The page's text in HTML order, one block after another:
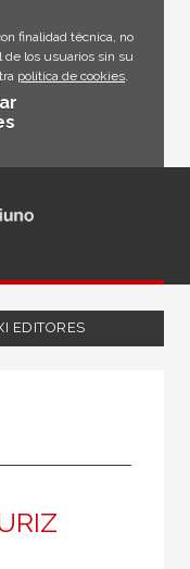
finalidad técnica, no
de los usuarios sin su
política de cookies.
EDITORES